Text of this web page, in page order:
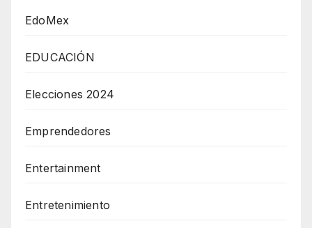
EdoMex
EDUCACIÓN
Elecciones 2024
Emprendedores
Entertainment
Entretenimiento